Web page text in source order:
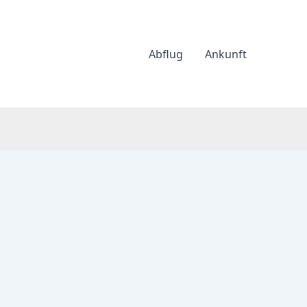
Abflug Ankunft